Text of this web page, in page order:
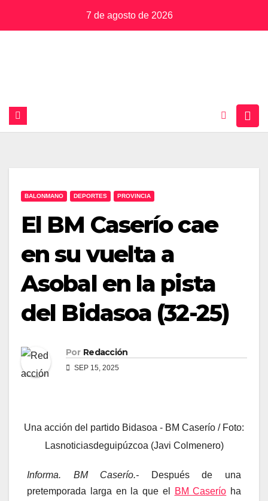
7 de agosto de 2026
BALONMANO DEPORTES PROVINCIA
El BM Caserío cae
en su vuelta a
Asobal en la pista
del Bidasoa (32-25)
Por Redacción
SEP 15, 2025
Una acción del partido Bidasoa - BM Caserío / Foto:
Lasnoticiasdeguipúzcoa (Javi Colmenero)
Informa. BM Caserío.-
Después de una
pretemporada larga en la que el
BM Caserío ha